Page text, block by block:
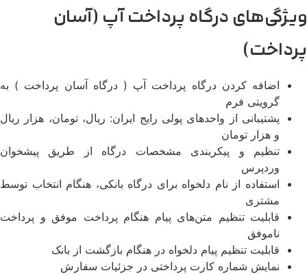
ویژگی‌های درگاه پرداخت آپ (آسان
پرداخت)
اضافه کردن درگاه پرداخت آپ ( درگاه آسان پرداخت ) به
گرویتی فرم
پشتیبانی از واحدهای پولی رایج ایران: ریال، تومان، هزار ریال
و هزار تومان
تنظیم و پیکربندی مشخصات درگاه از طریق پیشخوان
وردپرس
استفاده از نام دلخواه برای درگاه بانکی، هنگام انتخاب توسط
مشتری
قابلیت تنظیم متن‌های پیام هنگام پرداخت موفق و پرداخت
ناموفق
قابلیت تنظیم پیام دلخواه در هنگام بازگشت از بانک
نمایش شماره کارت پرداختی در جزئیات سفارش